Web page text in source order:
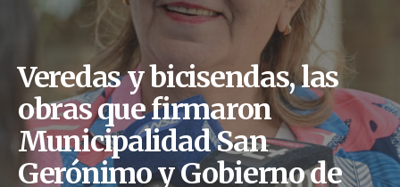
Veredas y bicisendas, las
obras que firmaron
Municipalidad San
Gerónimo y Gobierno de